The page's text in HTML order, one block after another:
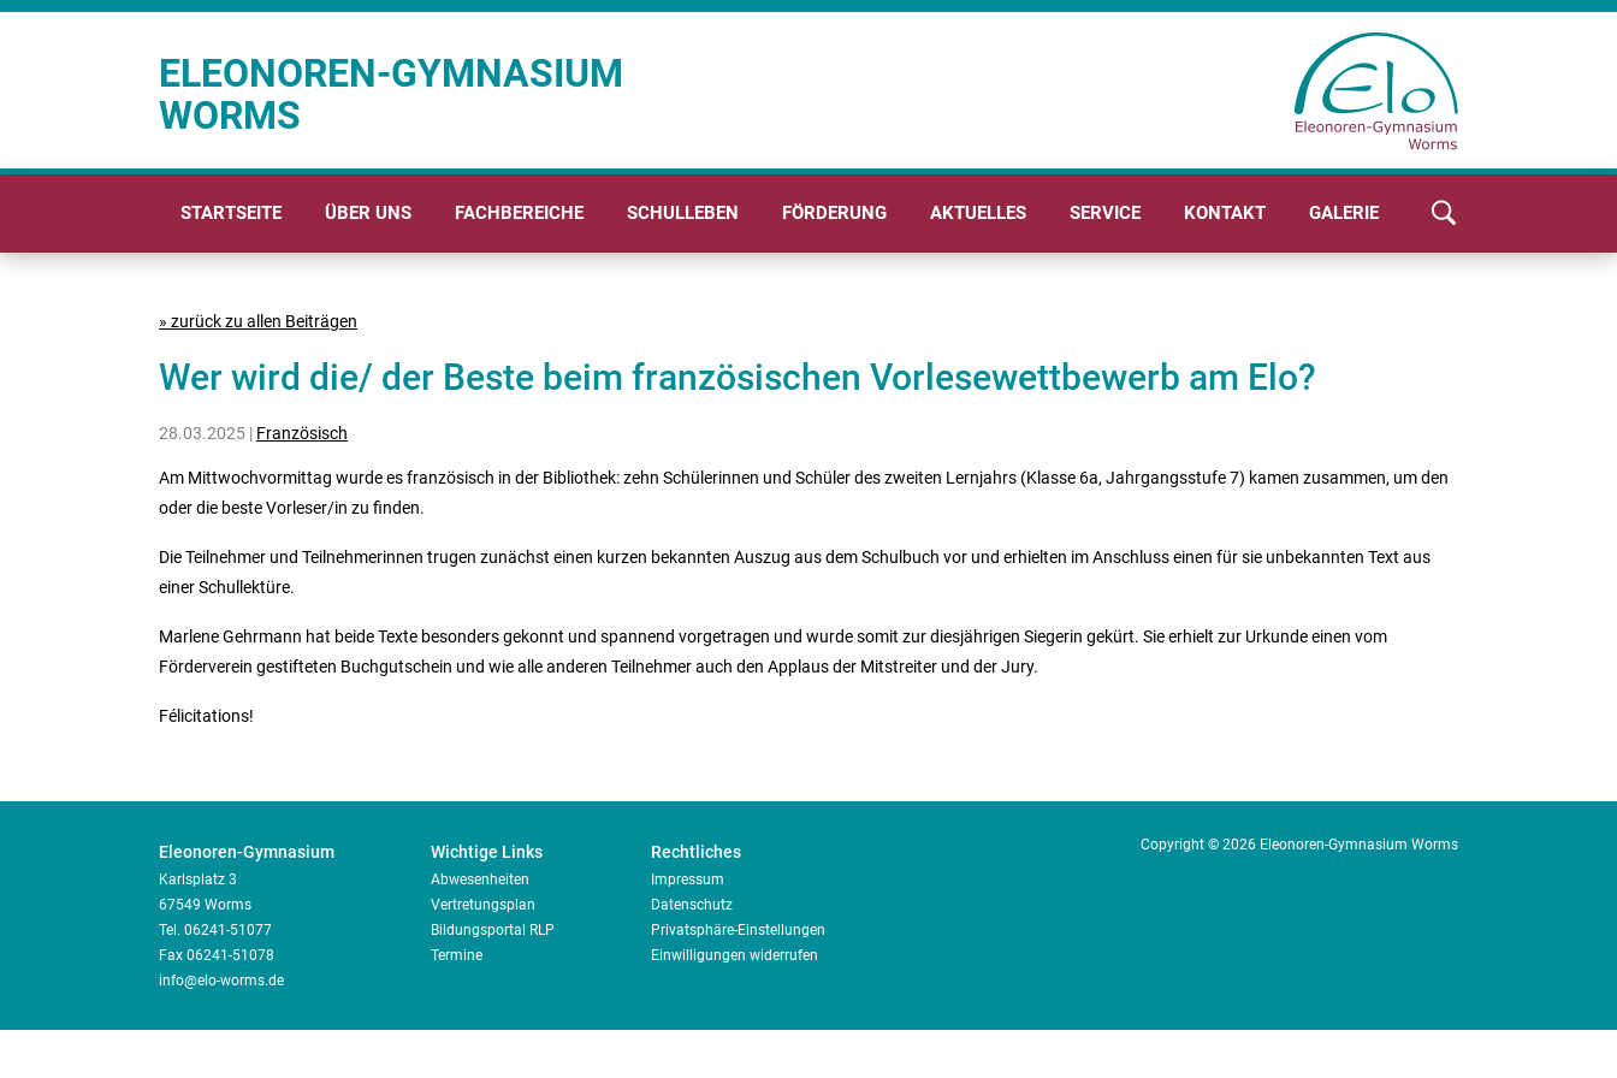
ELEONOREN-GYMNASIUM
WORMS
STARTSEITE ÜBER UNS FACHBEREICHE SCHULLEBEN FÖRDERUNG AKTUELLES SERVICE KONTAKT GALERIE
» zurück zu allen Beiträgen
Wer wird die/ der Beste beim französischen Vorlesewettbewerb am Elo?
28.03.2025 | Französisch
Am Mittwochvormittag wurde es französisch in der Bibliothek: zehn Schülerinnen und Schüler des zweiten Lernjahrs (Klasse 6a, Jahrgangsstufe 7) kamen zusammen, um den
oder die beste Vorleser/in zu finden.
Die Teilnehmer und Teilnehmerinnen trugen zunächst einen kurzen bekannten Auszug aus dem Schulbuch vor und erhielten im Anschluss einen für sie unbekannten Text aus
einer Schullektüre.
Marlene Gehrmann hat beide Texte besonders gekonnt und spannend vorgetragen und wurde somit zur diesjährigen Siegerin gekürt. Sie erhielt zur Urkunde einen vom
Förderverein gestifteten Buchgutschein und wie alle anderen Teilnehmer auch den Applaus der Mitstreiter und der Jury.
Félicitations!
Eleonoren-Gymnasium
Karlsplatz 3
67549 Worms
Tel. 06241-51077
Fax 06241-51078
info@elo-worms.de
Wichtige Links
Abwesenheiten
Vertretungsplan
Bildungsportal RLP
Termine
Rechtliches
Impressum
Datenschutz
Privatsphäre-Einstellungen
Einwilligungen widerrufen
Copyright © 2026 Eleonoren-Gymnasium Worms